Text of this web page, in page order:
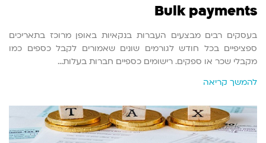
Bulk payments
בעסקים רבים מבצעים העברות בנקאיות באופן מרוכז בתאריכים
ספציפיים בכל חודש לגורמים שונים שאמורים לקבל כספים כמו
מקבלי שכר או ספקים. רישומים כספיים חברות בעלות…
להמשך קריאה